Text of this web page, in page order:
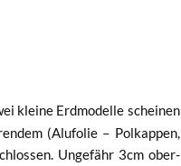
klei­ne Erd­mo­del­le schei­nen
(Alu­fo­lie – Pol­kap­pen,
Unge­fähr 3cm ober­